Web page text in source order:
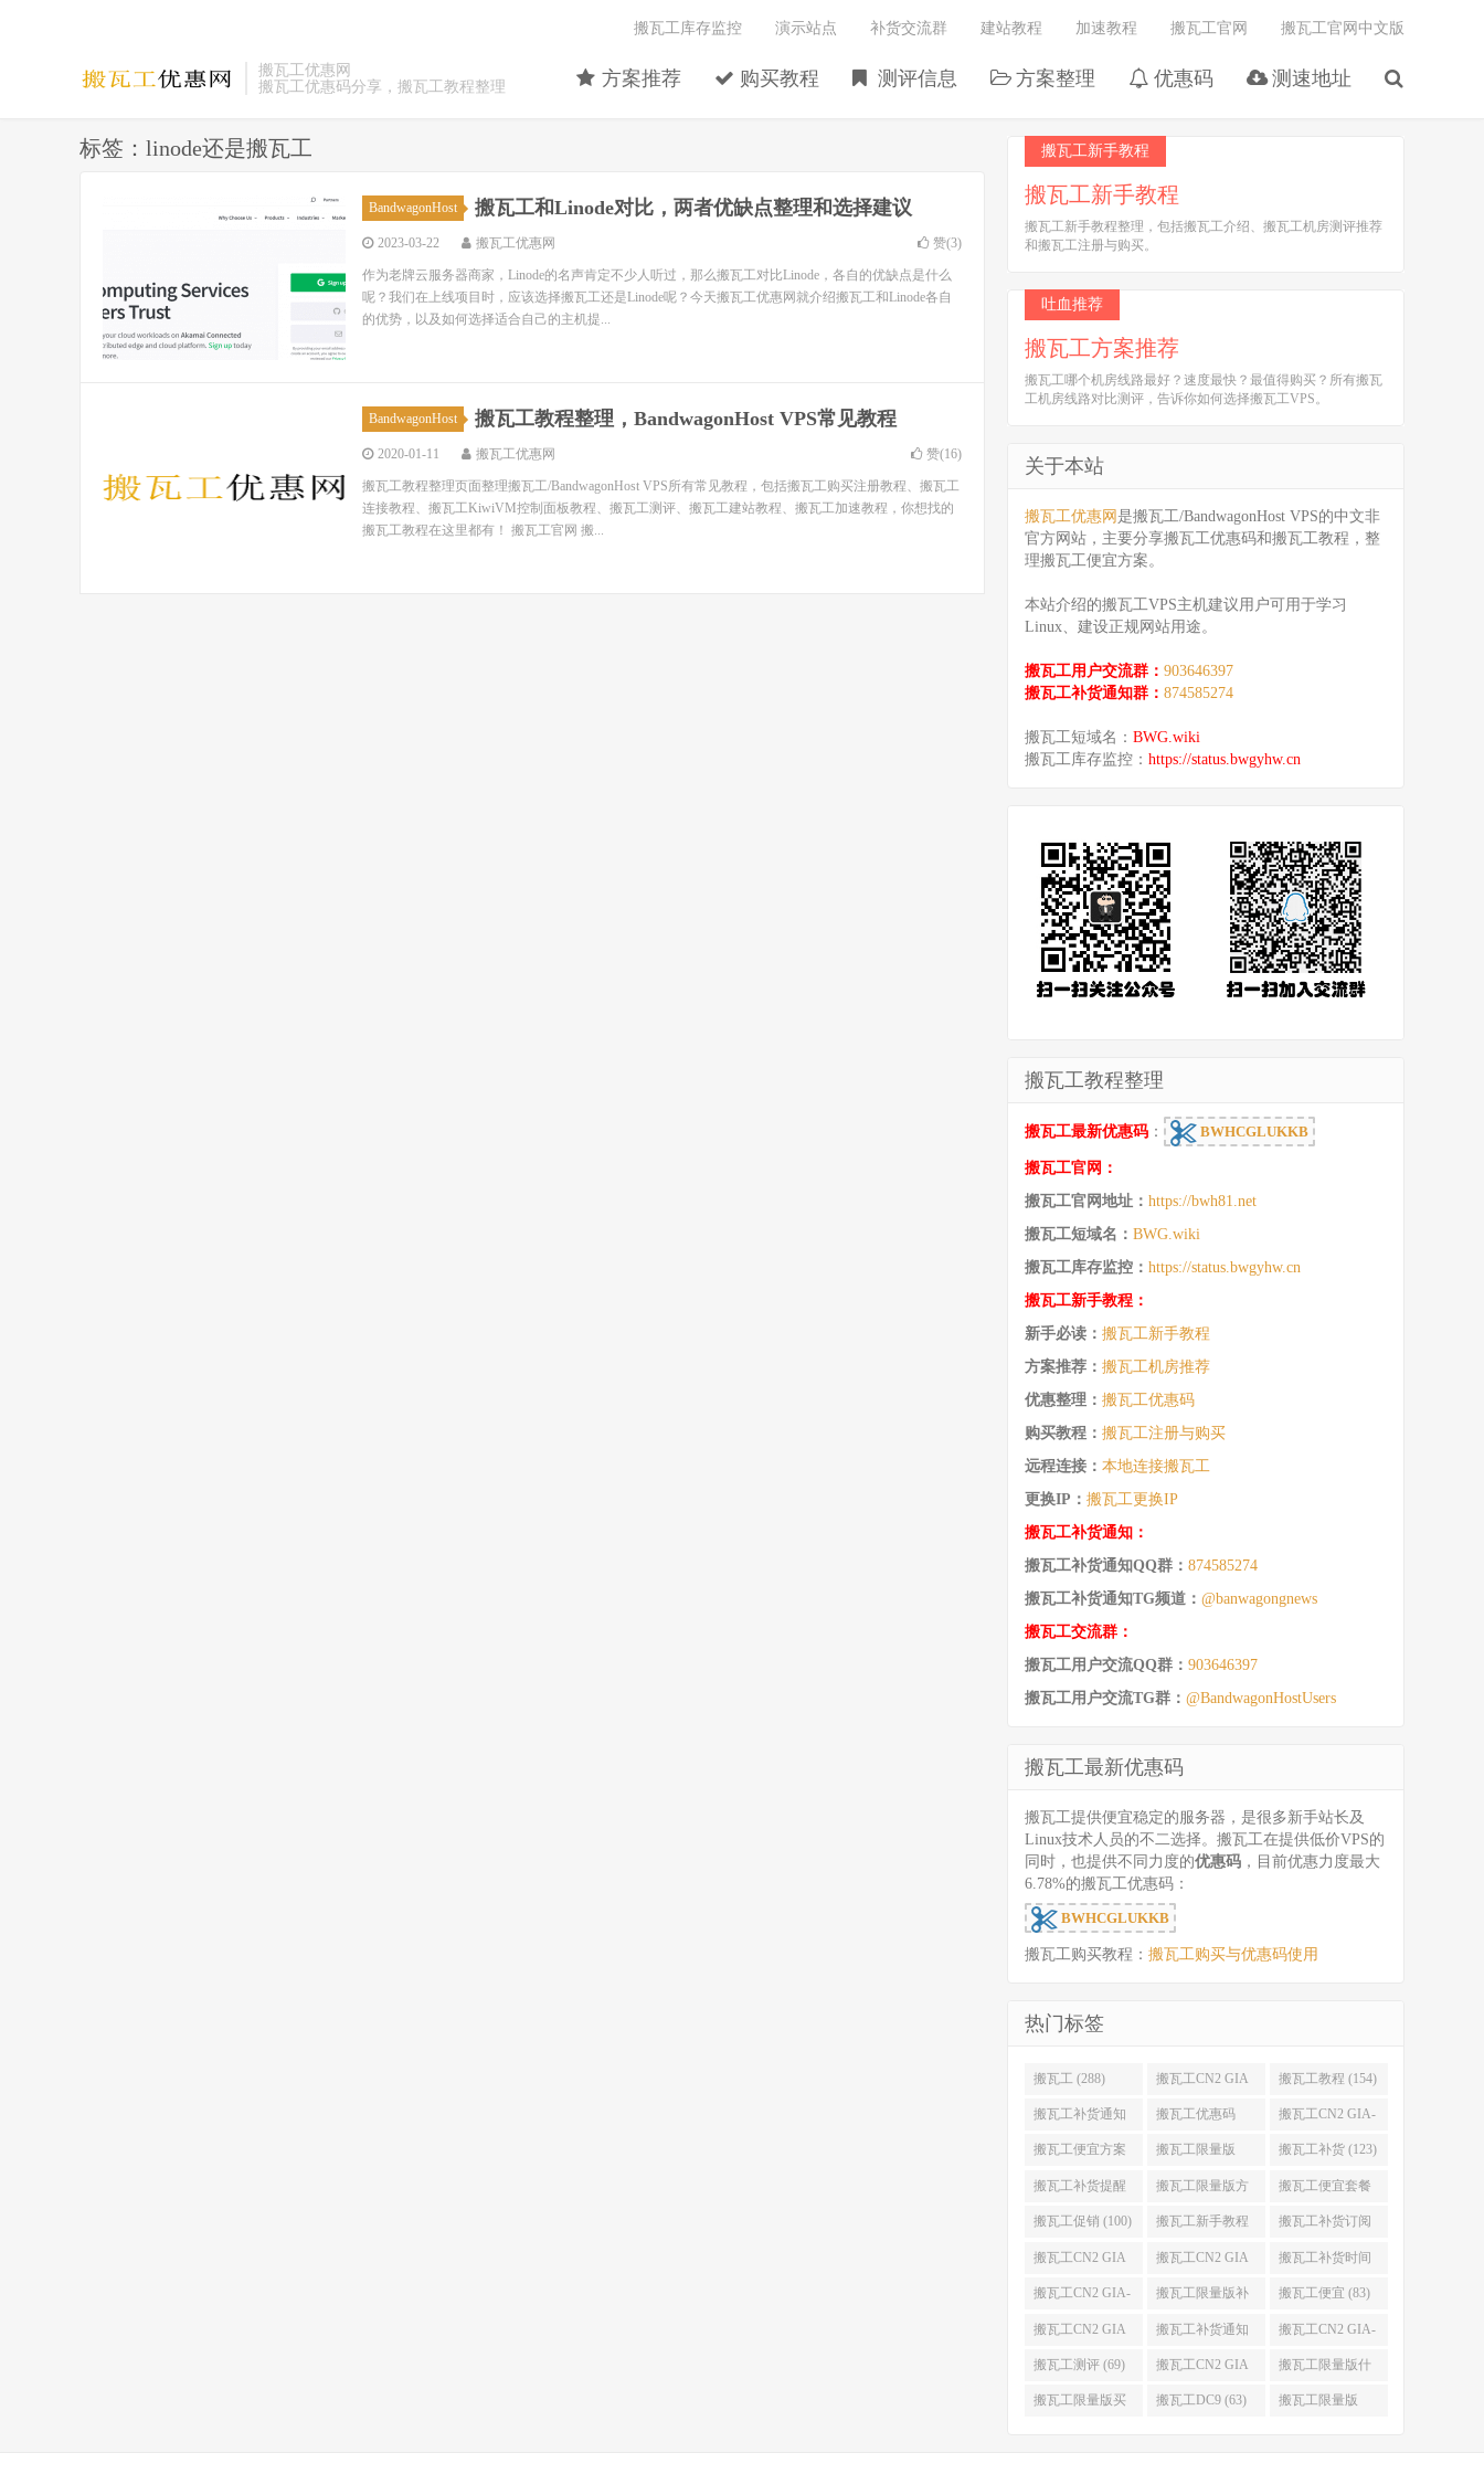
搬瓦工优惠网
搬瓦工优惠码分享，搬瓦工教程整理
方案推荐 购买教程 测评信息 方案整理 优惠码 测速地址
搬瓦工库存监控 演示站点 补货交流群 建站教程 加速教程 搬瓦工官网 搬瓦工官网中文版
标签：linode还是搬瓦工
BandwagonHost 搬瓦工和Linode对比，两者优缺点整理和选择建议
2023-03-22 搬瓦工优惠网 赞(3)
作为老牌云服务器商家，Linode的名声肯定不少人听过，那么搬瓦工对比Linode，各自的优缺点是什么
呢？我们在上线项目时，应该选择搬瓦工还是Linode呢？今天搬瓦工优惠网就介绍搬瓦工和Linode各自
的优势，以及如何选择适合自己的主机提...
BandwagonHost 搬瓦工教程整理，BandwagonHost VPS常见教程
2020-01-11 搬瓦工优惠网 赞(16)
搬瓦工教程整理页面整理搬瓦工/BandwagonHost VPS所有常见教程，包括搬瓦工购买注册教程、搬瓦工
连接教程、搬瓦工KiwiVM控制面板教程、搬瓦工测评、搬瓦工建站教程、搬瓦工加速教程，你想找的
搬瓦工教程在这里都有！ 搬瓦工官网 搬...
搬瓦工新手教程
搬瓦工新手教程
搬瓦工新手教程整理，包括搬瓦工介绍、搬瓦工机房测评推荐
和搬瓦工注册与购买。
吐血推荐
搬瓦工方案推荐
搬瓦工哪个机房线路最好？速度最快？最值得购买？所有搬瓦
工机房线路对比测评，告诉你如何选择搬瓦工VPS。
关于本站
搬瓦工优惠网 是搬瓦工/BandwagonHost VPS的中文非
官方网站，主要分享搬瓦工优惠码和搬瓦工教程，整
理搬瓦工便宜方案。
本站介绍的搬瓦工VPS主机建议用户可用于学习
Linux、建设正规网站用途。
搬瓦工用户交流群： 903646397
搬瓦工补货通知群： 874585274
搬瓦工短域名： BWG.wiki
搬瓦工库存监控： https://status.bwgyhw.cn
搬瓦工教程整理
搬瓦工最新优惠码 ： BWHCGLUKKB
搬瓦工官网：
搬瓦工官网地址： https://bwh81.net
搬瓦工短域名： BWG.wiki
搬瓦工库存监控： https://status.bwgyhw.cn
搬瓦工新手教程：
新手必读： 搬瓦工新手教程
方案推荐： 搬瓦工机房推荐
优惠整理： 搬瓦工优惠码
购买教程： 搬瓦工注册与购买
远程连接： 本地连接搬瓦工
更换IP： 搬瓦工更换IP
搬瓦工补货通知：
搬瓦工补货通知QQ群： 874585274
搬瓦工补货通知TG频道： @banwagongnews
搬瓦工交流群：
搬瓦工用户交流QQ群： 903646397
搬瓦工用户交流TG群： @BandwagonHostUsers
搬瓦工最新优惠码
搬瓦工提供便宜稳定的服务器，是很多新手站长及
Linux技术人员的不二选择。搬瓦工在提供低价VPS的
同时，也提供不同力度的优惠码 ，目前优惠力度最大
6.78%的搬瓦工优惠码：
BWHCGLUKKB
搬瓦工购买教程： 搬瓦工购买与优惠码使用
热门标签
搬瓦工 (288) 搬瓦工CN2 GIA
(176)
搬瓦工教程 (154)
搬瓦工补货通知
(132)
搬瓦工优惠码
(131)
搬瓦工CN2 GIA-
E (130)
搬瓦工便宜方案
(128)
搬瓦工限量版
(126)
搬瓦工补货 (123)
搬瓦工补货提醒
(106)
搬瓦工限量版方
案 (106)
搬瓦工便宜套餐
(103)
搬瓦工促销 (100) 搬瓦工新手教程
(98)
搬瓦工补货订阅
(98)
搬瓦工CN2 GIA
便宜方案 (92)
搬瓦工CN2 GIA
限量版 (90)
搬瓦工补货时间
(89)
搬瓦工CN2 GIA-
E限量版 (84)
搬瓦工限量版补
货 (84)
搬瓦工便宜 (83)
搬瓦工CN2 GIA
优惠 (82)
搬瓦工补货通知
QQ群 (76)
搬瓦工CN2 GIA-
E便宜套餐 (76)
搬瓦工测评 (69) 搬瓦工CN2 GIA
限量版补货 (67)
搬瓦工限量版什
么时候补货 (67)
搬瓦工限量版买 搬瓦工DC9 (63) 搬瓦工限量版